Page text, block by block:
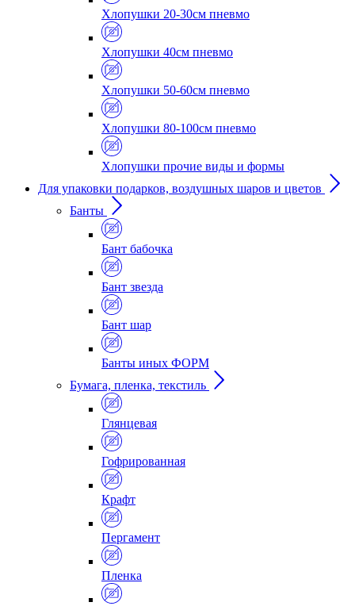
Хлопушки 20-30см пневмо
Хлопушки 40см пневмо
Хлопушки 50-60см пневмо
Хлопушки 80-100см пневмо
Хлопушки прочие виды и формы
Для упаковки подарков, воздушных шаров и цветов
Банты
Бант бабочка
Бант звезда
Бант шар
Банты иных ФОРМ
Бумага, пленка, текстиль
Глянцевая
Гофрированная
Крафт
Пергамент
Пленка